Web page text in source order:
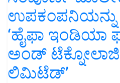
ಉಪಕಂಪನಿಯನ್ನು
‘ಹೈಫಾ ಇಂಡಿಯಾ
ಅಂಡ್
ಲಿಮಿಟೆಡ್’